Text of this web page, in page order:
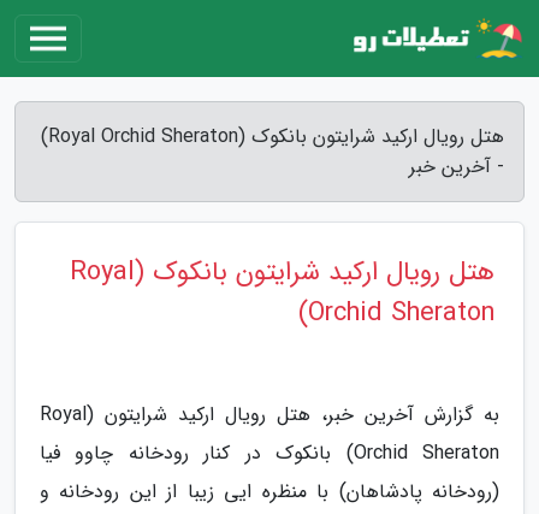
هتل رویال ارکید شرایتون بانکوک (Royal Orchid Sheraton)
- آخرین خبر
هتل رویال ارکید شرایتون بانکوک (Royal
Orchid Sheraton)
به گزارش آخرین خبر، هتل رویال ارکید شرایتون (Royal
Orchid Sheraton) بانکوک در کنار رودخانه چاوو فیا
(رودخانه پادشاهان) با منظره ایی زیبا از این رودخانه و